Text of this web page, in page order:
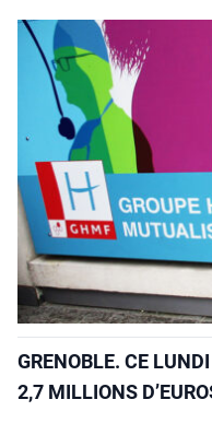
GRENOBLE. CE
2,7 MILLIONS